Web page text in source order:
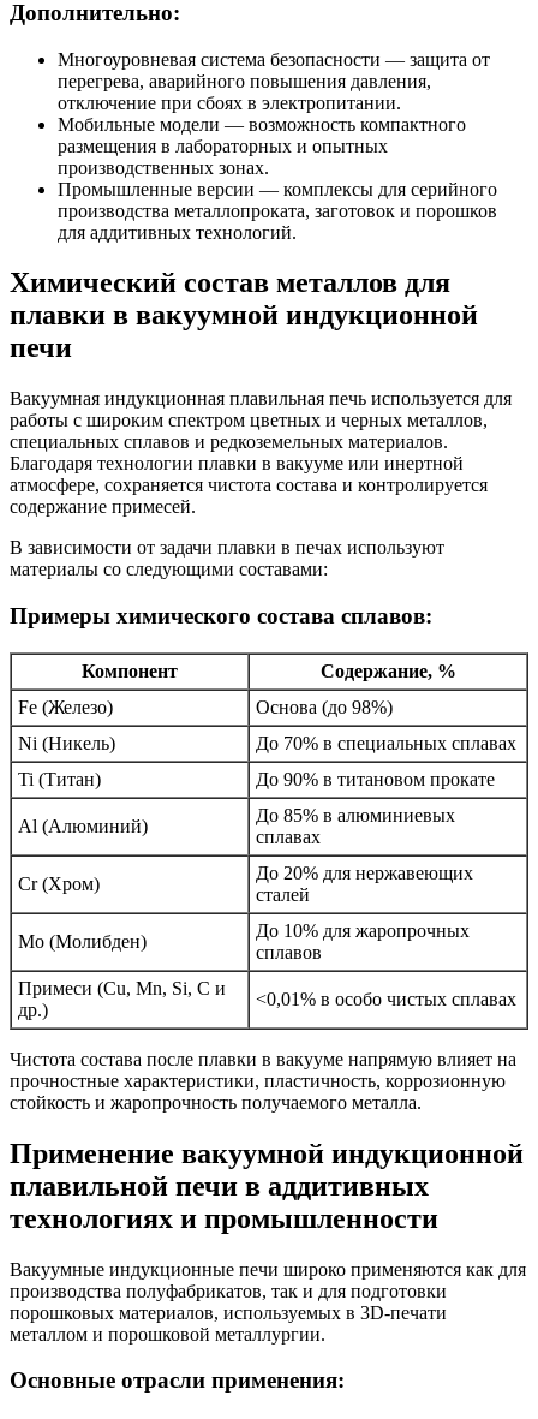
Дополнительно:
Многоуровневая система безопасности — защита от
перегрева, аварийного повышения давления,
отключение при сбоях в электропитании.
Мобильные модели — возможность компактного
размещения в лабораторных и опытных
производственных зонах.
Промышленные версии — комплексы для серийного
производства металлопроката, заготовок и порошков
для аддитивных технологий.
Химический состав металлов для
плавки в вакуумной индукционной
печи
Вакуумная индукционная плавильная печь используется для
работы с широким спектром цветных и черных металлов,
специальных сплавов и редкоземельных материалов.
Благодаря технологии плавки в вакууме или инертной
атмосфере, сохраняется чистота состава и контролируется
содержание примесей.
В зависимости от задачи плавки в печах используют
материалы со следующими составами:
Примеры химического состава сплавов:
Компонент
Содержание, %
Fe (Железо)
Основа (до 98%)
Ni (Никель)
До 70% в специальных сплавах
Ti (Титан)
До 90% в титановом прокате
Al (Алюминий)
До 85% в алюминиевых
сплавах
Cr (Хром)
До 20% для нержавеющих
сталей
Mo (Молибден)
До 10% для жаропрочных
сплавов
Примеси (Cu, Mn, Si, C и
др.)
<0,01% в особо чистых сплавах
Чистота состава после плавки в вакууме напрямую влияет на
прочностные характеристики, пластичность, коррозионную
стойкость и жаропрочность получаемого металла.
Применение вакуумной индукционной
плавильной печи в аддитивных
технологиях и промышленности
Вакуумные индукционные печи широко применяются как для
производства полуфабрикатов, так и для подготовки
порошковых материалов, используемых в 3D-печати
металлом и порошковой металлургии.
Основные отрасли применения: